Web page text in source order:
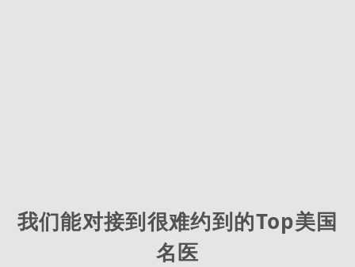
我们能对接到很难约到的Top美国
名医